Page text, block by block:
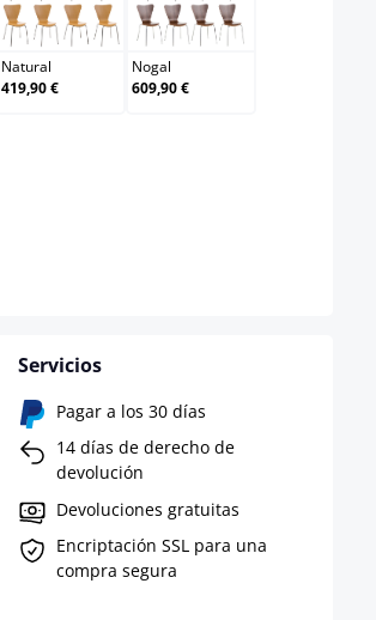
Natural
Natural
419,90 €
Nogal
Nogal
609,90 €
Servicios
Pagar a los 30 días
14 días de derecho de
devolución
Devoluciones gratuitas
Encriptación SSL para una
compra segura